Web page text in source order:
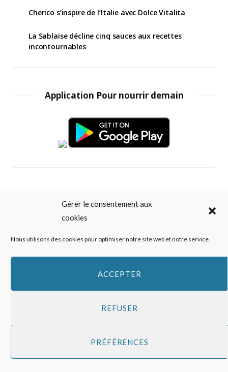
Gérer le consentement aux
cookies
Nous utilisons des cookies pour optimiser notre site web et notre service.
ACCEPTER
REFUSER
PRÉFÉRENCES
Cherico s’inspire de l’Italie avec Dolce Vitalita
La Sablaise décline cinq sauces aux recettes
incontournables
Application Pour nourrir demain
ABONNEZ-VOUS À NOTRE NEWSLETTER